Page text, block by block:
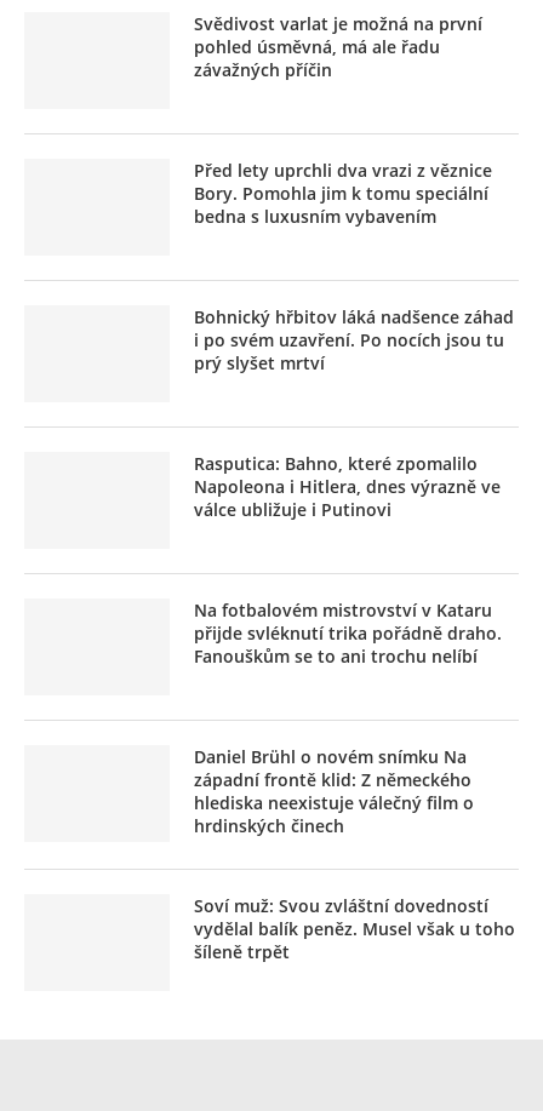
Svědivost varlat je možná na první
pohled úsměvná, má ale řadu
závažných příčin
Před lety uprchli dva vrazi z věznice
Bory. Pomohla jim k tomu speciální
bedna s luxusním vybavením
Bohnický hřbitov láká nadšence záhad
i po svém uzavření. Po nocích jsou tu
prý slyšet mrtví
Rasputica: Bahno, které zpomalilo
Napoleona i Hitlera, dnes výrazně ve
válce ubližuje i Putinovi
Na fotbalovém mistrovství v Kataru
přijde svléknutí trika pořádně draho.
Fanouškům se to ani trochu nelíbí
Daniel Brühl o novém snímku Na
západní frontě klid: Z německého
hlediska neexistuje válečný film o
hrdinských činech
Soví muž: Svou zvláštní dovedností
vydělal balík peněz. Musel však u toho
šíleně trpět